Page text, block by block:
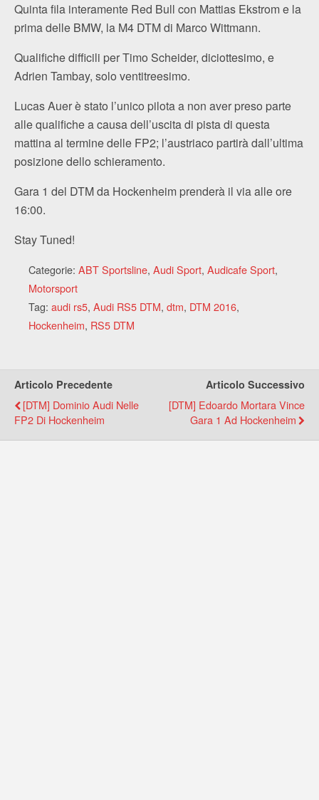
Quinta fila interamente Red Bull con Mattias Ekstrom e la
prima delle BMW, la M4 DTM di Marco Wittmann.
Qualifiche difficili per Timo Scheider, diciottesimo, e
Adrien Tambay, solo ventitreesimo.
Lucas Auer è stato l’unico pilota a non aver preso parte
alle qualifiche a causa dell’uscita di pista di questa
mattina al termine delle FP2; l’austriaco partirà dall’ultima
posizione dello schieramento.
Gara 1 del DTM da Hockenheim prenderà il via alle ore
16:00.
Stay Tuned!
Categorie: ABT Sportsline, Audi Sport, Audicafe Sport,
Motorsport
Tag: audi rs5, Audi RS5 DTM, dtm, DTM 2016,
Hockenheim, RS5 DTM
Articolo Precedente
[DTM] Dominio Audi Nelle
FP2 Di Hockenheim
Articolo Successivo
[DTM] Edoardo Mortara Vince
Gara 1 Ad Hockenheim